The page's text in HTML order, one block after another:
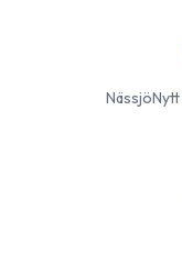
NässjöNytt